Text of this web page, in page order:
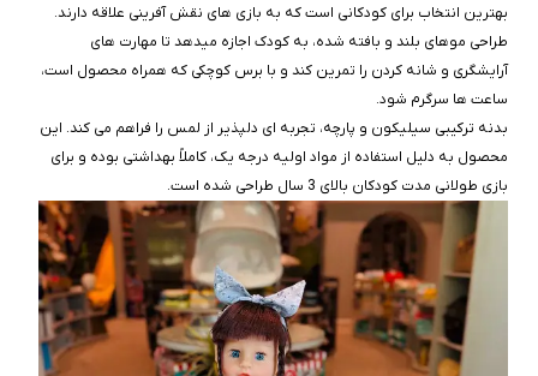
بهترین انتخاب برای کودکانی است که به بازی‌ های نقش‌ آفرینی علاقه دارند.
طراحی موهای بلند و بافته‌ شده، به کودک اجازه میدهد تا مهارت‌ های
آرایشگری و شانه کردن را تمرین کند و با برس کوچکی که همراه محصول است،
ساعت‌ ها سرگرم شود.
بدنه ترکیبی سیلیکون و پارچه، تجربه‌ ای دلپذیر از لمس را فراهم می‌ کند. این
محصول به دلیل استفاده از مواد اولیه درجه یک، کاملاً بهداشتی بوده و برای
بازی طولانی‌ مدت کودکان بالای 3 سال طراحی شده است.